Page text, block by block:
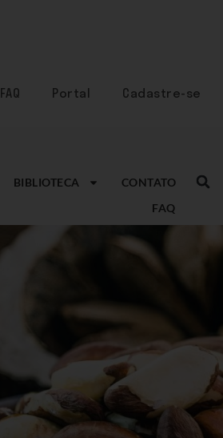
FAQ Portal Cadastre-se
BIBLIOTECA
CONTATO
FAQ